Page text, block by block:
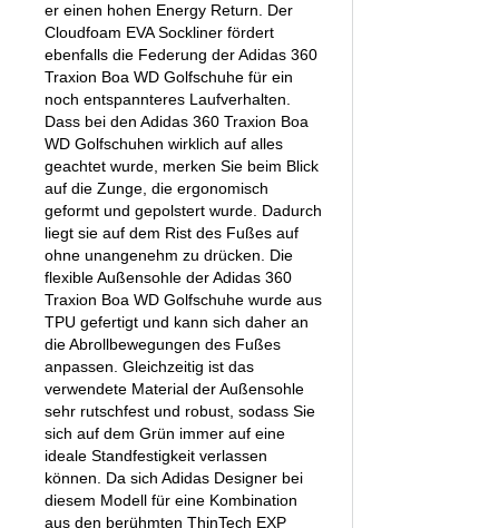
er einen hohen Energy Return. Der
Cloudfoam EVA Sockliner fördert
ebenfalls die Federung der Adidas 360
Traxion Boa WD Golfschuhe für ein
noch entspannteres Laufverhalten.
Dass bei den Adidas 360 Traxion Boa
WD Golfschuhen wirklich auf alles
geachtet wurde, merken Sie beim Blick
auf die Zunge, die ergonomisch
geformt und gepolstert wurde. Dadurch
liegt sie auf dem Rist des Fußes auf
ohne unangenehm zu drücken. Die
flexible Außensohle der Adidas 360
Traxion Boa WD Golfschuhe wurde aus
TPU gefertigt und kann sich daher an
die Abrollbewegungen des Fußes
anpassen. Gleichzeitig ist das
verwendete Material der Außensohle
sehr rutschfest und robust, sodass Sie
sich auf dem Grün immer auf eine
ideale Standfestigkeit verlassen
können. Da sich Adidas Designer bei
diesem Modell für eine Kombination
aus den berühmten ThinTech EXP